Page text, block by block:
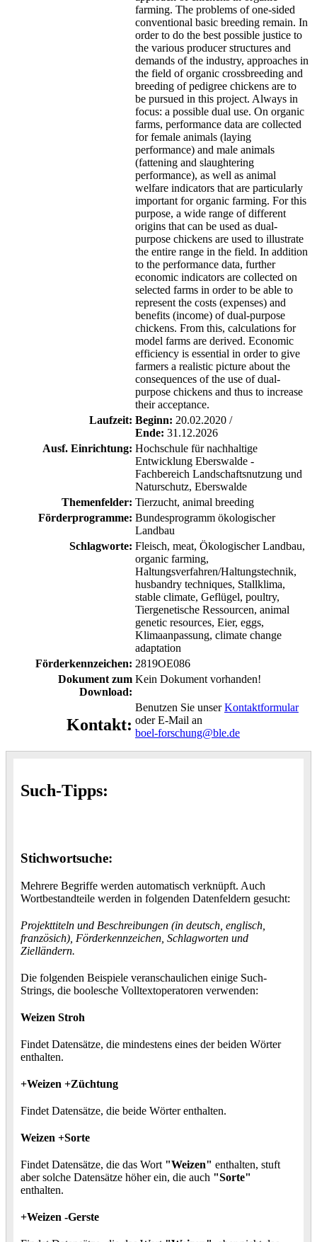
farming. The problems of one-sided
conventional basic breeding remain. In
order to do the best possible justice to
the various producer structures and
demands of the industry, approaches in
the field of organic crossbreeding and
breeding of pedigree chickens are to
be pursued in this project. Always in
focus: a possible dual use. On organic
farms, performance data are collected
for female animals (laying
performance) and male animals
(fattening and slaughtering
performance), as well as animal
welfare indicators that are particularly
important for organic farming. For this
purpose, a wide range of different
origins that can be used as dual-
purpose chickens are used to illustrate
the entire range in the field. In addition
to the performance data, further
economic indicators are collected on
selected farms in order to be able to
represent the costs (expenses) and
benefits (income) of dual-purpose
chickens. From this, calculations for
model farms are derived. Economic
efficiency is essential in order to give
farmers a realistic picture about the
consequences of the use of dual-
purpose chickens and thus to increase
their acceptance.
Laufzeit: Beginn: 20.02.2020 /
Ende: 31.12.2026
Ausf. Einrichtung: Hochschule für nachhaltige
Entwicklung Eberswalde -
Fachbereich Landschaftsnutzung und
Naturschutz, Eberswalde
Themenfelder: Tierzucht, animal breeding
Förderprogramme: Bundesprogramm ökologischer
Landbau
Schlagworte: Fleisch, meat, Ökologischer Landbau,
organic farming,
Haltungsverfahren/Haltungstechnik,
husbandry techniques, Stallklima,
stable climate, Geflügel, poultry,
Tiergenetische Ressourcen, animal
genetic resources, Eier, eggs,
Klimaanpassung, climate change
adaptation
Förderkennzeichen: 2819OE086
Dokument zum
Download:
Kein Dokument vorhanden!
Kontakt:
Benutzen Sie unserKontaktformular
oder E-Mail an
boel-forschung@ble.de
Such-Tipps:
Stichwortsuche:
Mehrere Begriffe werden automatisch verknüpft. Auch
Wortbestandteile werden in folgenden Datenfeldern gesucht:
Projekttiteln und Beschreibungen (in deutsch, englisch,
französich), Förderkennzeichen, Schlagworten und
Zielländern.
Die folgenden Beispiele veranschaulichen einige Such-
Strings, die boolesche Volltextoperatoren verwenden:
Weizen Stroh
Findet Datensätze, die mindestens eines der beiden Wörter
enthalten.
+Weizen +Züchtung
Findet Datensätze, die beide Wörter enthalten.
Weizen +Sorte
Findet Datensätze, die das Wort "Weizen" enthalten, stuft
aber solche Datensätze höher ein, die auch "Sorte"
enthalten.
+Weizen -Gerste